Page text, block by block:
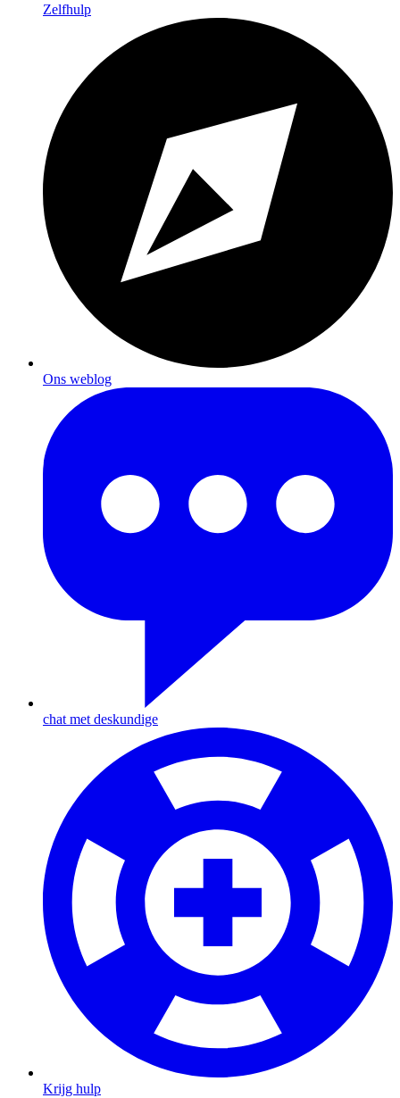
Zelfhulp
Ons weblog
chat met deskundige
Krijg hulp